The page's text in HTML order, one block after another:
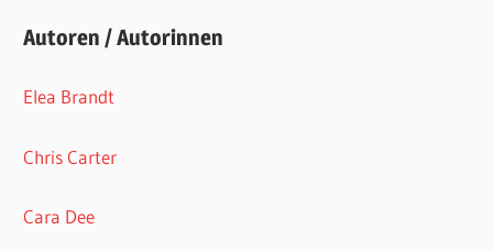
Autoren / Autorinnen
Elea Brandt
Chris Carter
Cara Dee